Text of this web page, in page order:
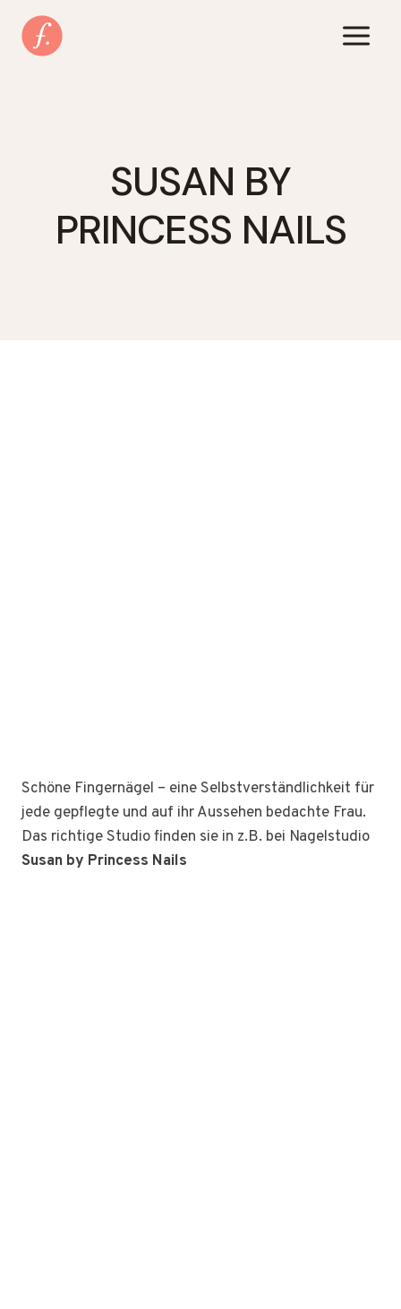
Inhalt
springen
SUSAN BY
PRINCESS NAILS
Schöne Fingernägel – eine Selbstverständlichkeit für
jede gepflegte und auf ihr Aussehen bedachte Frau.
Das richtige Studio finden sie in z.B. bei Nagelstudio
Susan by Princess Nails